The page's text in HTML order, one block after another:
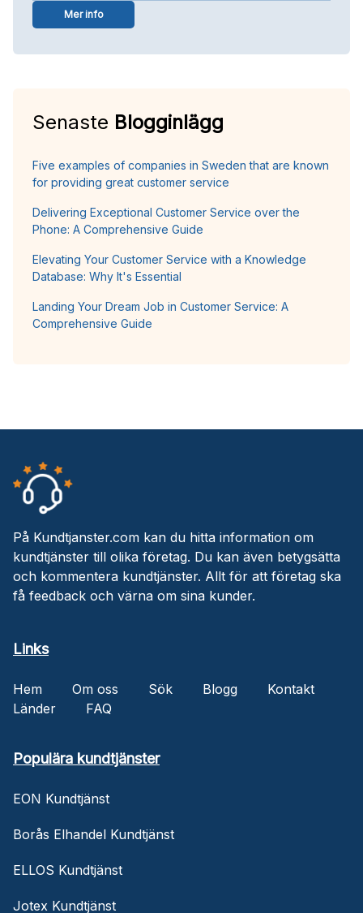
Mer info
Senaste Blogginlägg
Five examples of companies in Sweden that are known
for providing great customer service
Delivering Exceptional Customer Service over the
Phone: A Comprehensive Guide
Elevating Your Customer Service with a Knowledge
Database: Why It's Essential
Landing Your Dream Job in Customer Service: A
Comprehensive Guide
På Kundtjanster.com kan du hitta information om
kundtjänster till olika företag. Du kan även betygsätta
och kommentera kundtjänster. Allt för att företag ska
få feedback och värna om sina kunder.
Links
Hem Om oss Sök Blogg
Kontakt
Länder
FAQ
Populära kundtjänster
EON Kundtjänst
Borås Elhandel Kundtjänst
ELLOS Kundtjänst
Jotex Kundtjänst